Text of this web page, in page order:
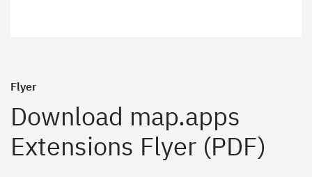
Flyer
Download map.apps
Extensions Flyer (PDF)